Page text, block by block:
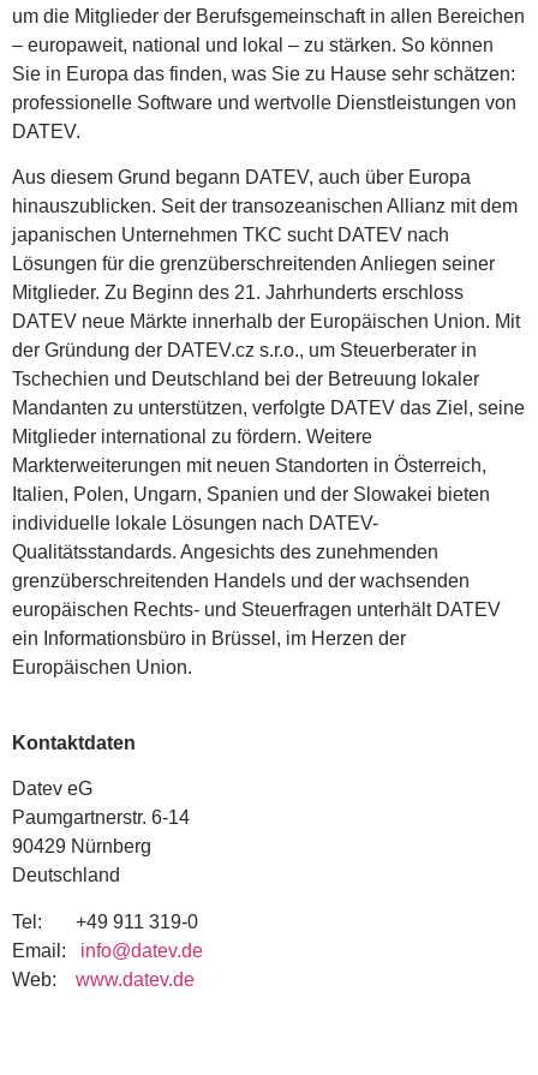
um die Mitglieder der Berufsgemeinschaft in allen Bereichen
– europaweit, national und lokal – zu stärken. So können
Sie in Europa das finden, was Sie zu Hause sehr schätzen:
professionelle Software und wertvolle Dienstleistungen von
DATEV.
Aus diesem Grund begann DATEV, auch über Europa
hinauszublicken. Seit der transozeanischen Allianz mit dem
japanischen Unternehmen TKC sucht DATEV nach
Lösungen für die grenzüberschreitenden Anliegen seiner
Mitglieder. Zu Beginn des 21. Jahrhunderts erschloss
DATEV neue Märkte innerhalb der Europäischen Union. Mit
der Gründung der DATEV.cz s.r.o., um Steuerberater in
Tschechien und Deutschland bei der Betreuung lokaler
Mandanten zu unterstützen, verfolgte DATEV das Ziel, seine
Mitglieder international zu fördern. Weitere
Markterweiterungen mit neuen Standorten in Österreich,
Italien, Polen, Ungarn, Spanien und der Slowakei bieten
individuelle lokale Lösungen nach DATEV-
Qualitätsstandards. Angesichts des zunehmenden
grenzüberschreitenden Handels und der wachsenden
europäischen Rechts- und Steuerfragen unterhält DATEV
ein Informationsbüro in Brüssel, im Herzen der
Europäischen Union.
Kontaktdaten
Datev eG
Paumgartnerstr. 6-14
90429 Nürnberg
Deutschland
Tel: +49 911 319-0
Email: info@datev.de
Web: www.datev.de